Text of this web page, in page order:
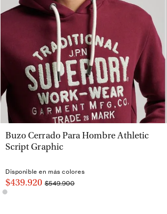
VISTA RÁPIDA
Buzo Cerrado Para Hombre Athletic
Script Graphic
Disponible en más colores
$439.920 $549.900